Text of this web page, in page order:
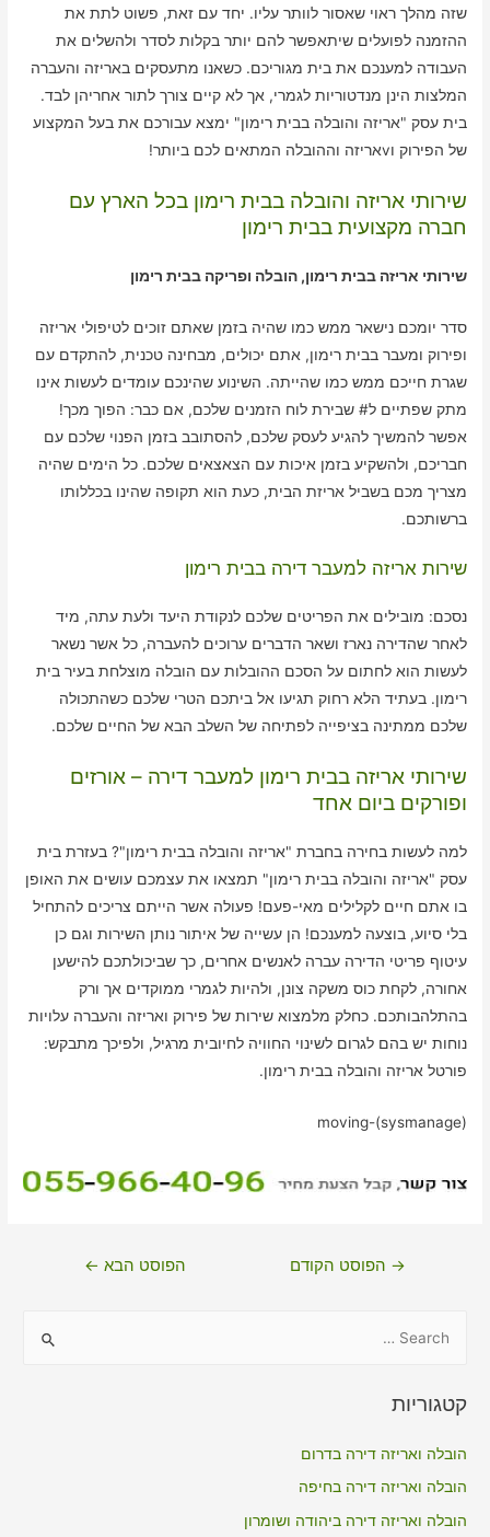
שזה מהלך ראוי שאסור לוותר עליו. יחד עם זאת, פשוט לתת את
ההזמנה לפועלים שיתאפשר להם יותר בקלות לסדר ולהשלים את
העבודה למענכם את בית מגוריכם. כשאנו מתעסקים באריזה והעברה
המלצות הינן מנדטוריות לגמרי, אך לא קיים צורך לתור אחריהן לבד.
בית עסק "אריזה והובלה בבית רימון" ימצא עבורכם את בעל המקצוע
של הפירוק וvאריזה וההובלה המתאים לכם ביותר!
שירותי אריזה והובלה בבית רימון בכל הארץ עם
חברה מקצועית בבית רימון
שירותי אריזה בבית רימון, הובלה ופריקה בבית רימון
סדר יומכם נישאר ממש כמו שהיה בזמן שאתם זוכים לטיפולי אריזה
ופירוק ומעבר בבית רימון, אתם יכולים, מבחינה טכנית, להתקדם עם
שגרת חייכם ממש כמו שהייתה. השינוע שהינכם עומדים לעשות אינו
מתק שפתיים ל# שבירת לוח הזמנים שלכם, אם כבר: הפוך מכך!
אפשר להמשיך להגיע לעסק שלכם, להסתובב בזמן הפנוי שלכם עם
חבריכם, ולהשקיע בזמן איכות עם הצאצאים שלכם. כל הימים שהיה
מצריך מכם בשביל אריזת הבית, כעת הוא תקופה שהינו בכללותו
ברשותכם.
שירות אריזה למעבר דירה בבית רימון
נסכם: מובילים את הפריטים שלכם לנקודת היעד ולעת עתה, מיד
לאחר שהדירה נארז ושאר הדברים ערוכים להעברה, כל אשר נשאר
לעשות הוא לחתום על הסכם ההובלות עם הובלה מוצלחת בעיר בית
רימון. בעתיד הלא רחוק תגיעו אל ביתכם הטרי שלכם כשהתכולה
שלכם ממתינה בציפייה לפתיחה של השלב הבא של החיים שלכם.
שירותי אריזה בבית רימון למעבר דירה – אורזים
ופורקים ביום אחד
למה לעשות בחירה בחברת "אריזה והובלה בבית רימון"? בעזרת בית
עסק "אריזה והובלה בבית רימון" תמצאו את עצמכם עושים את האופן
בו אתם חיים לקלילים מאי-פעם! פעולה אשר הייתם צריכים להתחיל
בלי סיוע, בוצעה למענכם! הן עשייה של איתור נותן השירות וגם כן
עיטוף פריטי הדירה עברה לאנשים אחרים, כך שביכולתכם להישען
אחורה, לקחת כוס משקה צונן, ולהיות לגמרי ממוקדים אך ורק
בהתלהבותכם. כחלק מלמצוא שירות של פירוק ואריזה והעברה עלויות
נוחות יש בהם לגרום לשינוי החוויה לחיובית מרגיל, ולפיכך מתבקש:
פורטל אריזה והובלה בבית רימון.
moving-(sysmanage)
ניווט→ הפוסט הקודם הפוסט הבא ←
r
o
קטגוריות
הובלה ואריזה דירה בדרום
הובלה ואריזה דירה בחיפה
הובלה ואריזה דירה ביהודה ושומרון